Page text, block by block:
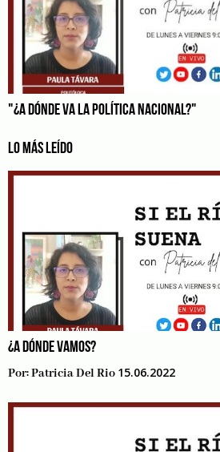
"¿A DÓNDE VA LA POLÍTICA NACIONAL?"
LO MÁS LEÍDO
¿A DÓNDE VAMOS?
Por:Patricia Del Rio 15.06.2022